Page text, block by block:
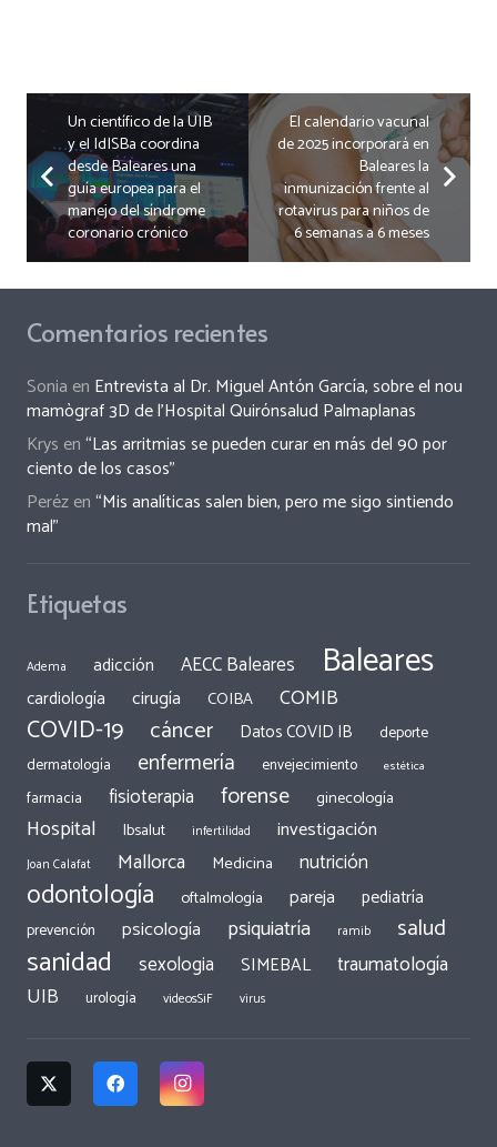
Un científico de la UIB
y el IdISBa coordina
desde Baleares una
guía europea para el
manejo del síndrome
coronario crónico
El calendario vacunal
de 2025 incorporará en
Baleares la
inmunización frente al
rotavirus para niños de
6 semanas a 6 meses
Comentarios recientes
Sonia en Entrevista al Dr. Miguel Antón García, sobre el nou
mamògraf 3D de l’Hospital Quirónsalud Palmaplanas
Krys en“Las arritmias se pueden curar en más del 90 por
ciento de los casos”
Perézen“Mis analíticas salen bien, pero me sigo sintiendo
mal”
Etiquetas
Adema adicción AECC Baleares Baleares
cardiología cirugía COIBA COMIB
COVID-19 cáncer Datos COVID IB
deporte
dermatología
enfermería envejecimiento estética
farmacia fisioterapia forense ginecología
Hospital Ibsalut infertilidad investigación
Joan Calafat Mallorca Medicina nutrición
odontología oftalmología pareja pediatría
prevención psicología psiquiatría ramib salud
sanidad sexologia SIMEBAL traumatología
UIB urología videosSiF virus